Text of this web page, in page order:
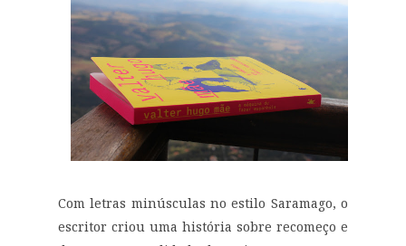
Com letras minúsculas no estilo Saramago, o
escritor criou uma história sobre recomeço e